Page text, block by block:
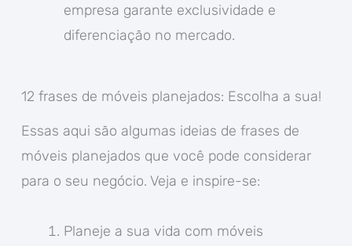
empresa garante exclusividade e
diferenciação no mercado.
12 frases de móveis planejados: Escolha a sua!
Essas aqui são algumas ideias de frases de
móveis planejados que você pode considerar
para o seu negócio. Veja e inspire-se:
Planeje a sua vida com móveis